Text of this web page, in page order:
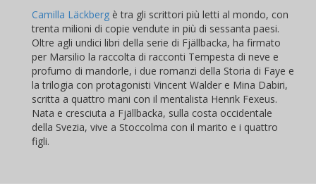
Camilla Läckberg è tra gli scrittori più letti al mondo, con
trenta milioni di copie vendute in più di sessanta paesi.
Oltre agli undici libri della serie di Fjällbacka, ha firmato
per Marsilio la raccolta di racconti Tempesta di neve e
profumo di mandorle, i due romanzi della Storia di Faye e
la trilogia con protagonisti Vincent Walder e Mina Dabiri,
scritta a quattro mani con il mentalista Henrik Fexeus.
Nata e cresciuta a Fjällbacka, sulla costa occidentale
della Svezia, vive a Stoccolma con il marito e i quattro
figli.